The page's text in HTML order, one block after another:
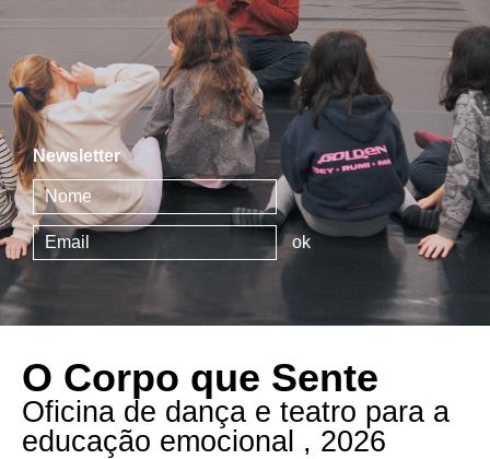
Newsletter
ok
O Corpo que Sente
Oficina de dança e teatro para a
educação emocional , 2026